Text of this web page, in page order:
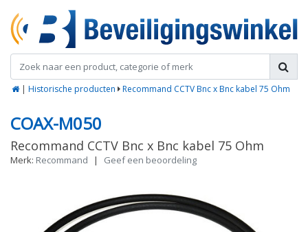
| Historische producten Recommand CCTV Bnc x Bnc kabel 75 Ohm
COAX-M050
Recommand CCTV Bnc x Bnc kabel 75 Ohm
Merk: Recommand | Geef een beoordeling